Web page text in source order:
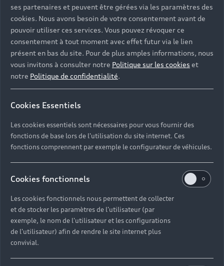
Les réponses à vos
questions
Découvrez les réponses à vos diverses questions
immédiatement disponibles avec Audi.
Découvrez toutes les catégories d’Audi d’occasion
ses partenaires et peuvent être gérées via les paramètres des
cookies. Nous avons besoin de votre consentement avant de
pouvoir utiliser ces services. Vous pouvez révoquer ce
consentement à tout moment avec effet futur via le lien
présent en bas du site. Pour de plus amples informations, nous
vous invitons à consulter notre Politique sur les cookies et
notre Politique de confidentialité.
Cookies Essentiels
Les cookies essentiels sont nécessaires pour vous fournir des
fonctions de base lors de l'utilisation du site internet. Ces
fonctions comprennent par exemple le configurateur de véhicules.
Cookies fonctionnels
Les cookies fonctionnels nous permettent de collecter
et de stocker les paramètres de l'utilisateur (par
exemple, le nom de l'utilisateur et les configurations
de l'utilisateur) afin de rendre le site internet plus
convivial.